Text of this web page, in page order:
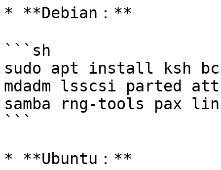
* **Debian：**
```sh
sudo apt install ksh
mdadm lsscsi parted
samba rng-tools pax
```
* **Ubuntu：**